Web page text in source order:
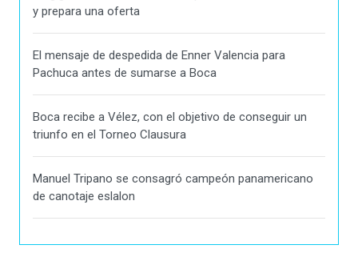
y prepara una oferta
El mensaje de despedida de Enner Valencia para
Pachuca antes de sumarse a Boca
Boca recibe a Vélez, con el objetivo de conseguir un
triunfo en el Torneo Clausura
Manuel Tripano se consagró campeón panamericano
de canotaje eslalon